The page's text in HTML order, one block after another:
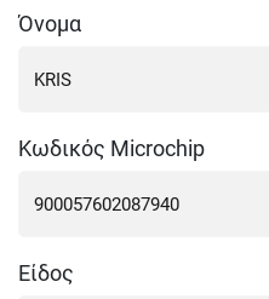
Όνομα
Κωδικός Microchip
Είδος